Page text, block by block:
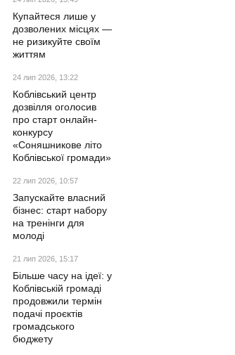
Купайтеся лише у
дозволених місцях —
не ризикуйте своїм
життям
24 лип 2026, 13:22
Коблівський центр
дозвілля оголосив
про старт онлайн-
конкурсу
«Соняшникове літо
Коблівської громади»
22 лип 2026, 10:57
Запускайте власний
бізнес: старт набору
на тренінги для
молоді
21 лип 2026, 15:17
Більше часу на ідеї: у
Коблівській громаді
продовжили термін
подачі проєктів
громадського
бюджету